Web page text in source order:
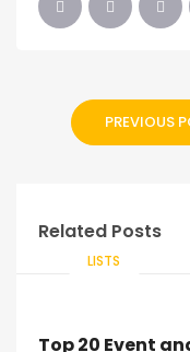
PREVIOUS
Related Posts
LISTS
Top 20 Event